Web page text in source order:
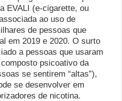
EVALI (e-cigarette, ou
ao uso de
de pessoas que
em 2019 e 2020. O surto
a pessoas que usaram
psicoativo da
se sentirem “altas”),
se desenvolver em
de nicotina.